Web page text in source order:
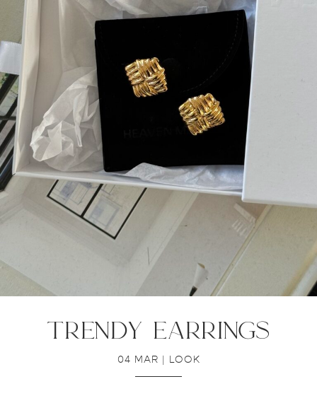
trendy earrings
04 MAR | LOOK